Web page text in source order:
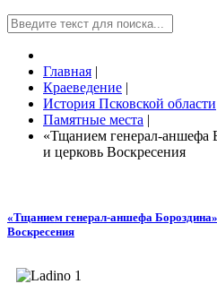
Главная |
Краеведение |
История Псковской области
Памятные места |
«Тщанием генерал-аншефа
и церковь Воскресения
«Тщанием генерал-аншефа
Воскресения